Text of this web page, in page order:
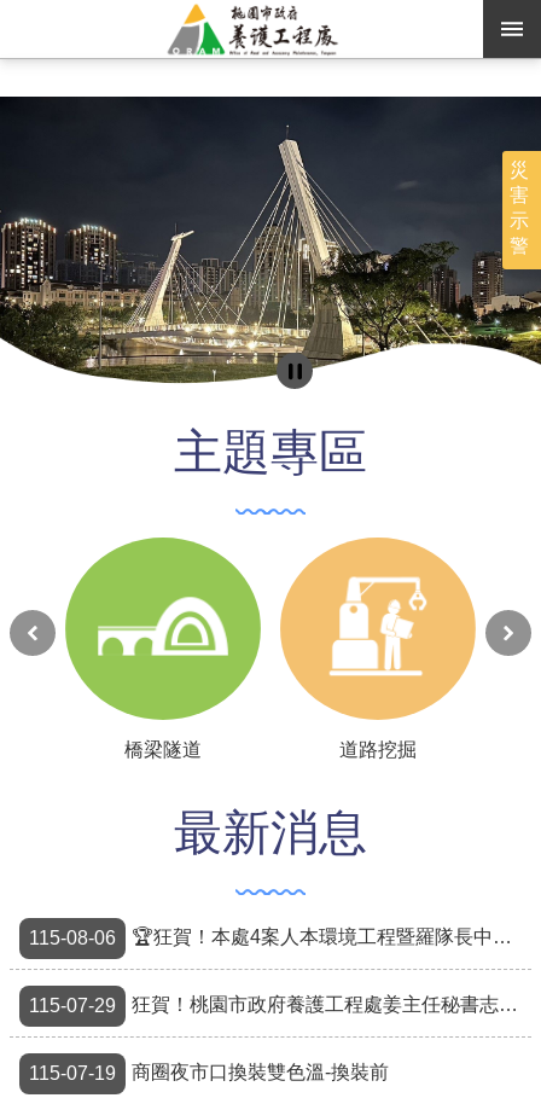
進階搜尋
訊息公告
認識養工
機關通訊錄
業務資訊
公共工程
回首頁
網站導覽
網站安全政策
政府網站資料開放宣告
災
害
示
警
主題專區
最新消息
115-08-06 🏆狂賀！本處4案人本環境工程暨羅隊長中森榮獲2026年馬路好行計畫肯定！🏆
115-07-29 狂賀！桃園市政府養護工程處姜主任秘書志男榮獲「桃園市 115 年模範公務人員」！
115-07-19 商圈夜市口換裝雙色溫-換裝前